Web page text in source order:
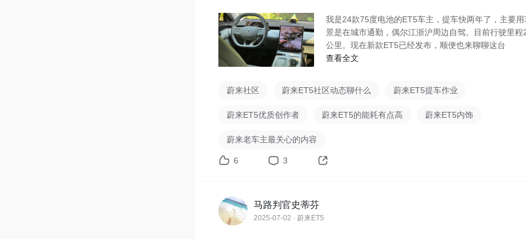
我是24款75度电池的ET5车主，提车快两年了，主要用
景是在城市通勤，偶尔江浙沪周边自驾。目前行驶里程
公里。现在新款ET5已经发布，顺便也来聊聊这台
查看全文
蔚来社区 蔚来ET5社区动态聊什么 蔚来ET5提车作业
蔚来ET5优质创作者 蔚来ET5的能耗有点高 蔚来ET5内饰
蔚来老车主最关心的内容
6 3
马路判官史蒂芬
2025-07-02 · 蔚来ET5